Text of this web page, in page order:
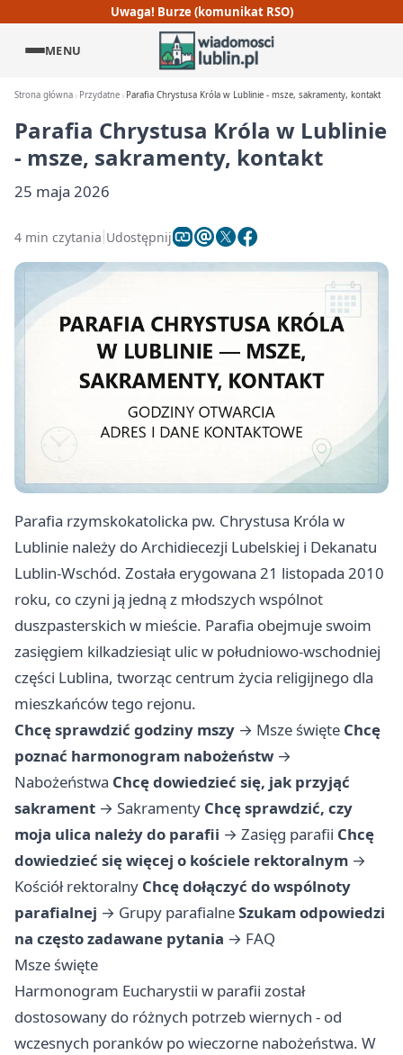
Uwaga! Burze (komunikat RSO)
MENU
Strona główna Przydatne Parafia Chrystusa Króla w Lublinie - msze, sakramenty, kontakt
Parafia Chrystusa Króla w Lublinie
- msze, sakramenty, kontakt
25 maja 2026
4 min czytania Udostępnij
Parafia rzymskokatolicka pw. Chrystusa Króla w
Lublinie należy do Archidiecezji Lubelskiej i Dekanatu
Lublin-Wschód. Została erygowana 21 listopada 2010
roku, co czyni ją jedną z młodszych wspólnot
duszpasterskich w mieście. Parafia obejmuje swoim
zasięgiem kilkadziesiąt ulic w południowo-wschodniej
części Lublina, tworząc centrum życia religijnego dla
mieszkańców tego rejonu.
Chcę sprawdzić godziny mszy → Msze święte Chcę
poznać harmonogram nabożeństw →
Nabożeństwa Chcę dowiedzieć się, jak przyjąć
sakrament → Sakramenty Chcę sprawdzić, czy
moja ulica należy do parafii → Zasięg parafii Chcę
dowiedzieć się więcej o kościele rektoralnym →
Kościół rektoralny Chcę dołączyć do wspólnoty
parafialnej → Grupy parafialneSzukam odpowiedzi
na często zadawane pytania → FAQ
Msze święte
Harmonogram Eucharystii w parafii został
dostosowany do różnych potrzeb wiernych - od
wczesnych poranków po wieczorne nabożeństwa. W